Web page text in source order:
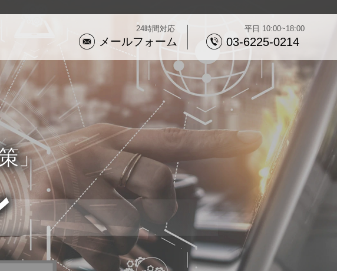
24時間対応
メールフォーム
平日 10:00~18:00
03-6225-0214
」